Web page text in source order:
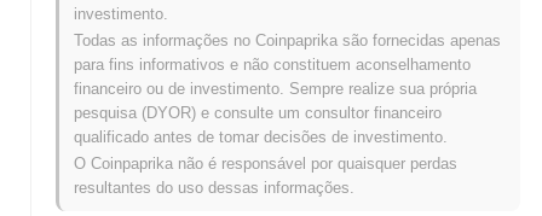
sua ATH .
Como Rocklyn está se desempenhando em
comparação com o mercado cripto mais amplo?
Nos últimos 7 dias, Rocklyn ganhou0.00%, ficando abaixo do
mercado cripto geral que registrou um ganho de
indica um atraso temporário na ação de preço de ROCKLYN em
investimento.
Todas as informações no Coinpaprika são fornecidas apenas
para fins informativos e não constituem aconselhamento
financeiro ou de investimento. Sempre realize sua própria
pesquisa (DYOR) e consulte um consultor financeiro
qualificado antes de tomar decisões de investimento.
O Coinpaprika não é responsável por quaisquer perdas
resultantes do uso dessas informações.